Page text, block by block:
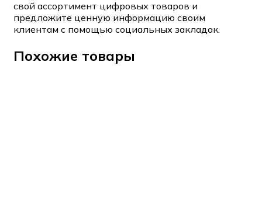
свой ассортимент цифровых товаров и
предложите ценную информацию своим
клиентам с помощью социальных закладок.
Похожие товары